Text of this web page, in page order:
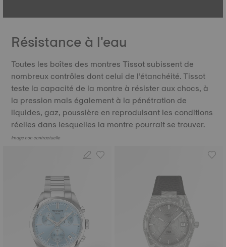
Résistance à l'eau
Toutes les boîtes des montres Tissot subissent de
nombreux contrôles dont celui de l’étanchéité. Tissot
teste la capacité de la montre à résister aux chocs, à
la pression mais également à la pénétration de
liquides, gaz, poussière en reproduisant les conditions
réelles dans lesquelles la montre pourrait se trouver.
Image non contractuelle